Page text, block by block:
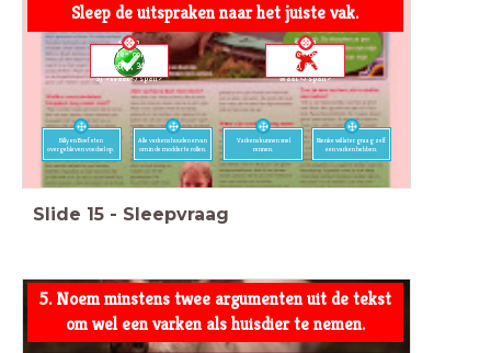
Sleep de uitspraken naar het juiste vak.
<span
style="color:
rgb(25, 34,
3)">Waar</span>
<span
style="color:
rgb(0, 0, 0)">Niet
waar</span>
Billy en Boef eten
overgebleven voedsel op.
Alle varkens houden ervan
om in de modder te rollen.
Varkens kunnen snel
rennen.
Nienke wil later graag zelf
een varken hebben.
Slide 15 - Sleepvraag
5. Noem minstens twee argumenten uit de tekst
om wel een varken als huisdier te nemen.